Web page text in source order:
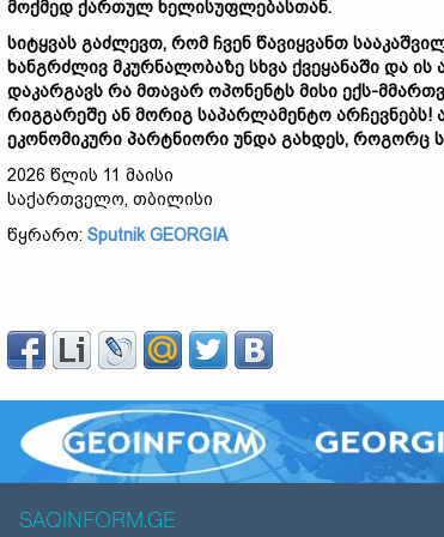
მოქმედ ქართულ ხელისუფლებასთან.
სიტყვას გაძლევთ, რომ ჩვენ წავიყვანთ
ხანგრძლივ მკურნალობაზე სხვა ქვეყანაში და ის
დაკარგავს რა მთავარ ოპონენტს მისი ექს-
რიგგარეშე ან მორიგ საპარლამენტო არჩევნებს!
ეკონომიკური პარტნიორი უნდა გახდეს, როგორც
2026 წლის 11 მაისი
საქართველო, თბილისი
წყრარო: Sputnik GEORGIA
SAQINFORM.GE